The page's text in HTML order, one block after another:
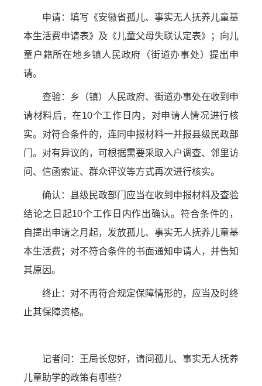
申请：填写《安徽省孤儿、事实无人抚养儿童基
本生活费申请表》及《儿童父母失联认定表》；向儿
童户籍所在地乡镇人民政府（街道办事处）提出申
请。
查验：乡（镇）人民政府、街道办事处在收到申
请材料后，在10个工作日内，对申请人情况进行核
实。对符合条件的，连同申报材料一并报县级民政部
门。对有异议的，可根据需要采取入户调查、邻里访
问、信函索证、群众评议等方式再次进行核实。
确认：县级民政部门应当在收到申报材料及查验
结论之日起10个工作日内作出确认。符合条件的，
自提出申请之月起，发放孤儿、事实无人抚养儿童基
本生活费；对不符合条件的书面通知申请人，并告知
其原因。
终止：对不再符合规定保障情形的，应当及时终
止其保障资格。
记者问：王局长您好，请问孤儿、事实无人抚养
儿童助学的政策有哪些？